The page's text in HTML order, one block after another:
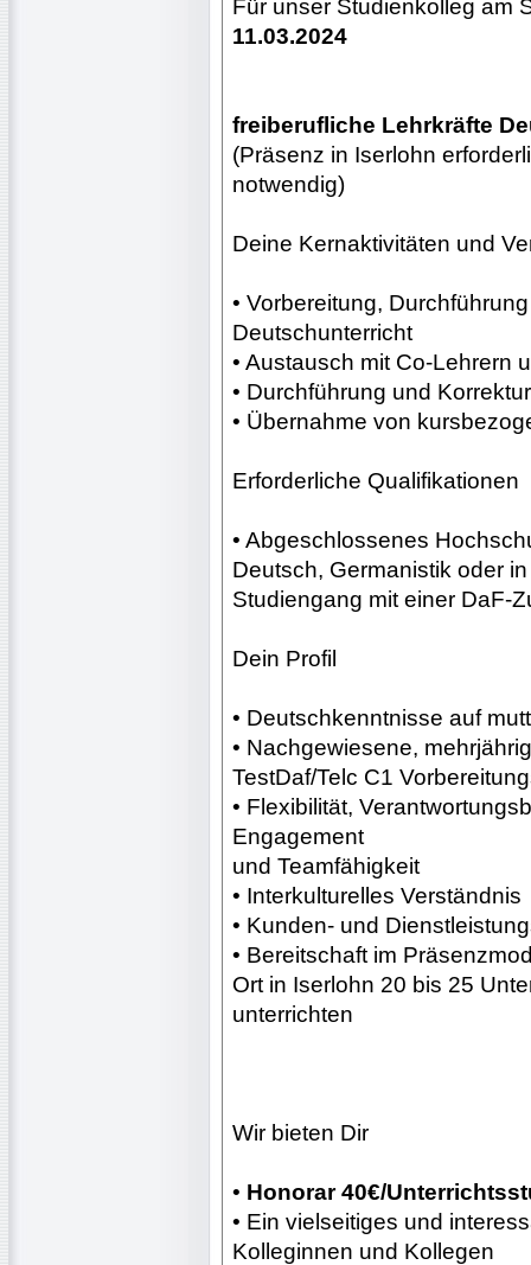
Für unser Studienkolleg am
11.03.2024
freiberufliche Lehrkräfte
(Präsenz in Iserlohn
notwendig)
Deine Kernaktivitäten und
• Vorbereitung,
Deutschunterricht
• Austausch mit Co-Lehrern
• Durchführung und
• Übernahme von
Erforderliche Qualifikationen
• Abgeschlossenes
Deutsch, Germanistik oder
Studiengang mit einer DaF-
Dein Profil
• Deutschkenntnisse auf
• Nachgewiesene,
TestDaf/Telc C1
• Flexibilität,
Engagement
und Teamfähigkeit
• Interkulturelles Verständnis
• Kunden- und
• Bereitschaft im
Ort in Iserlohn 20 bis 25
unterrichten
Wir bieten Dir
• Honorar 40€/
• Ein vielseitiges und
Kolleginnen und Kollegen